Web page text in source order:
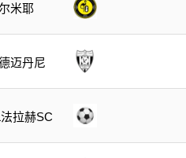
米耶
迈丹尼
拉赫SC